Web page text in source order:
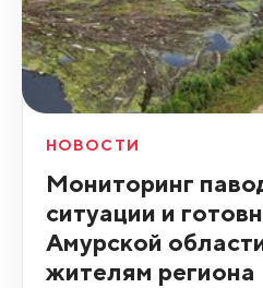
НОВОСТИ
Мониторинг
ситуации и
Амурской
жителям региона